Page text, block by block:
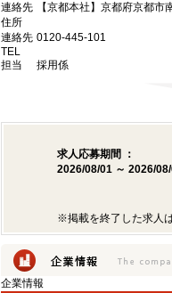
連絡先
住所
【京都本社】京都府京都
連絡先
TEL
0120-445-101
担当 採用係
求人応募期間 ：
2026/08/01 ～ 2026/
※掲載を終了した求人
企業情報